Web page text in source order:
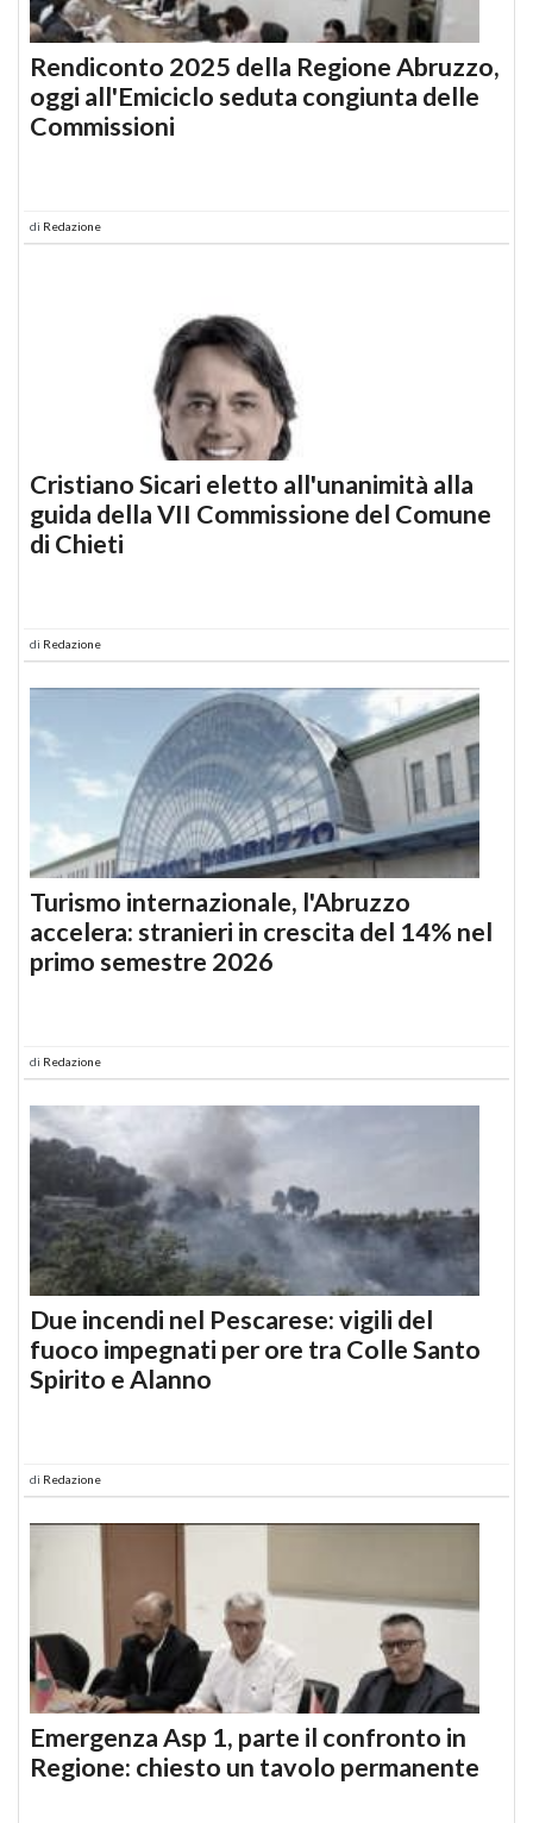
Rendiconto 2025 della Regione Abruzzo,
oggi all'Emiciclo seduta congiunta delle
Commissioni
di Redazione
Cristiano Sicari eletto all'unanimità alla
guida della VII Commissione del Comune
di Chieti
di Redazione
Turismo internazionale, l'Abruzzo
accelera: stranieri in crescita del 14% nel
primo semestre 2026
di Redazione
Due incendi nel Pescarese: vigili del
fuoco impegnati per ore tra Colle Santo
Spirito e Alanno
di Redazione
Emergenza Asp 1, parte il confronto in
Regione: chiesto un tavolo permanente